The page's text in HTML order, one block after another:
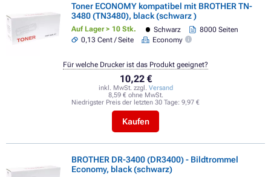
Toner ECONOMY kompatibel mit BROTHER TN-
3480 (TN3480), black (schwarz )
Auf Lager > 10 Stk. Schwarz
8000 Seiten
0,13 Cent / Seite
Economy
10,22 €
inkl. MwSt. zzgl. Versand
8,59 € ohne MwSt.
Niedrigster Preis der letzten 30 Tage: 9,97 €
Kaufen
Für welche Drucker ist das Produkt geeignet?
BROTHER DR-3400 (DR3400) - Bildtrommel
Economy, black (schwarz)